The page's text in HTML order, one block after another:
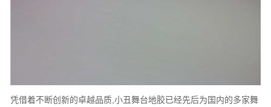
凭借着不断创新的卓越品质,小丑舞台地胶已经先后为国内的多家舞